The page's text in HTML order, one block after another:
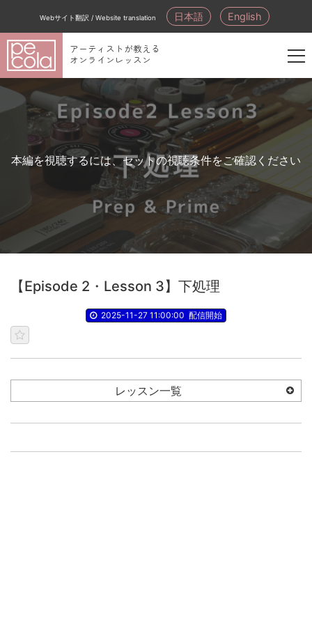
Webサイト翻訳 / Website translation 日本語 English
アーティストが教える
オンラインレッスン
新
員
録
本編を視聴するには、セットの視聴条件をご確認ください
【Episode 2・Lesson 3】下処理
2025-11-27 11:00:00 配信開始
レッスン一覧